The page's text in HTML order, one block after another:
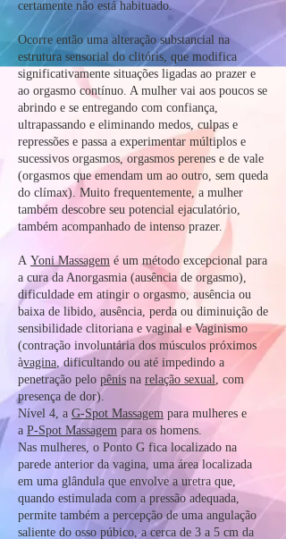
certamente não está habituado.
Ocorre então uma alteração substancial na
estrutura sensorial do clitóris, que modifica
significativamente situações ligadas ao prazer e
ao orgasmo contínuo. A mulher vai aos poucos se
abrindo e se entregando com confiança,
ultrapassando e eliminando medos, culpas e
repressões e passa a experimentar múltiplos e
sucessivos orgasmos, orgasmos perenes e de vale
(orgasmos que emendam um ao outro, sem queda
do clímax). Muito frequentemente, a mulher
também descobre seu potencial ejaculatório,
também acompanhado de intenso prazer.
A Yoni Massagem é um método excepcional para
a cura da Anorgasmia (ausência de orgasmo),
dificuldade em atingir o orgasmo, ausência ou
baixa de libido, ausência, perda ou diminuição de
sensibilidade clitoriana e vaginal e Vaginismo
(contração involuntária dos músculos próximos
àvagina , dificultando ou até impedindo a
penetração pelo pênis na relação sexual
, com
presença de dor).
Nível 4, a G-Spot Massagem para mulheres e
a P-Spot Massagem para os homens.
Nas mulheres, o Ponto G fica localizado na
parede anterior da vagina, uma área localizada
em uma glândula que envolve a uretra que,
quando estimulada com a pressão adequada,
permite também a percepção de uma angulação
saliente do osso púbico, a cerca de 3 a 5 cm da